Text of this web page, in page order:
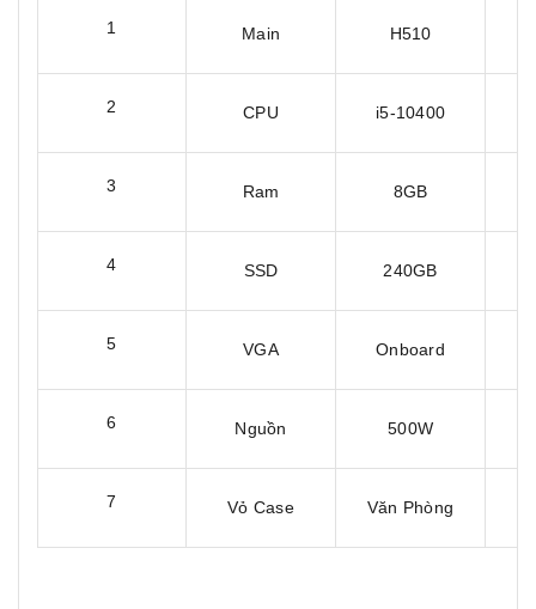
1 Main H510
2 CPU i5-10400
3 Ram 8GB
4 SSD 240GB
5 VGA Onboard
6 Nguồn 500W
7 Vỏ Case Văn Phòng